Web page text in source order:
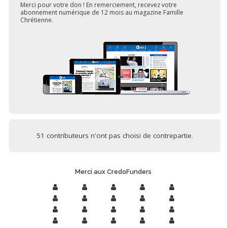
Merci pour votre don ! En remerciement, recevez votre
abonnement numérique de 12 mois au magazine Famille
Chrétienne.
51 contributeurs n'ont pas choisi de contrepartie.
Merci aux CredoFunders